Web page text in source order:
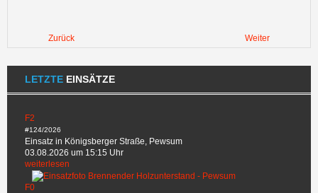
Zurück Weiter
LETZTE EINSÄTZE
F2
#124/2026
Einsatz in Königsberger Straße, Pewsum
03.08.2026 um 15:15 Uhr
weiterlesen
F0